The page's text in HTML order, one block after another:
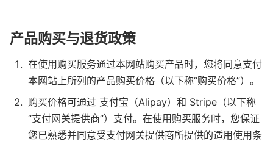
产品购买与退货政策
在使用购买服务通过本网站购买产品时，您将同意支付
本网站上所列的产品购买价格（以下称“购买价格”）。
购买价格可通过 支付宝（Alipay）和 Stripe（以下称
“支付网关提供商”）支付。在使用购买服务时，您保证
您已熟悉并同意受支付网关提供商所提供的适用使用条